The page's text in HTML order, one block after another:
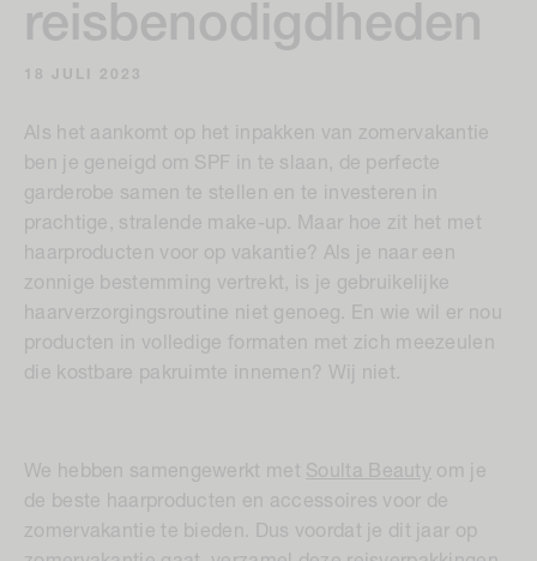
reisbenodigdheden
18 JULI 2023
Als het aankomt op het inpakken van zomervakantie
ben je geneigd om SPF in te slaan, de perfecte
garderobe samen te stellen en te investeren in
prachtige, stralende make-up. Maar hoe zit het met
haarproducten voor op vakantie? Als je naar een
zonnige bestemming vertrekt, is je gebruikelijke
haarverzorgingsroutine niet genoeg. En wie wil er nou
producten in volledige formaten met zich meezeulen
die kostbare pakruimte innemen? Wij niet.
We hebben samengewerkt met Soulta Beauty om je
de beste haarproducten en accessoires voor de
zomervakantie te bieden. Dus voordat je dit jaar op